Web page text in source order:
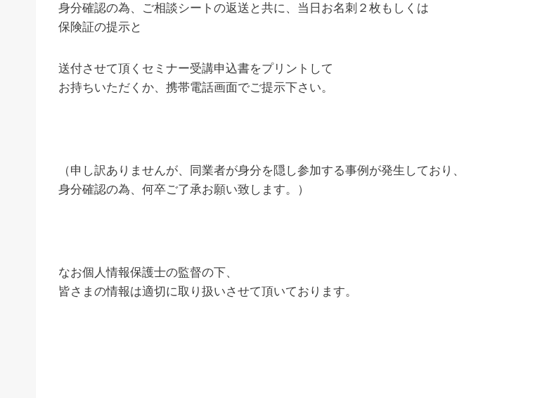
身分確認の為、ご相談シートの返送と共に、当日お名刺２枚もしくは
保険証の提示と
送付させて頂くセミナー受講申込書をプリントして
お持ちいただくか、携帯電話画面でご提示下さい。
（申し訳ありませんが、同業者が身分を隠し参加する事例が発生しており、
身分確認の為、何卒ご了承お願い致します。）
なお個人情報保護士の監督の下、
皆さまの情報は適切に取り扱いさせて頂いております。